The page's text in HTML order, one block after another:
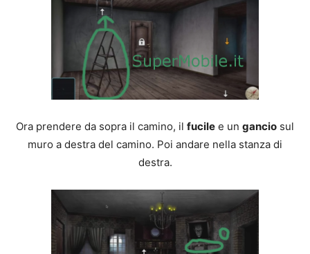
Ora prendere da sopra il camino, il fucile e un gancio sul
muro a destra del camino. Poi andare nella stanza di
destra.